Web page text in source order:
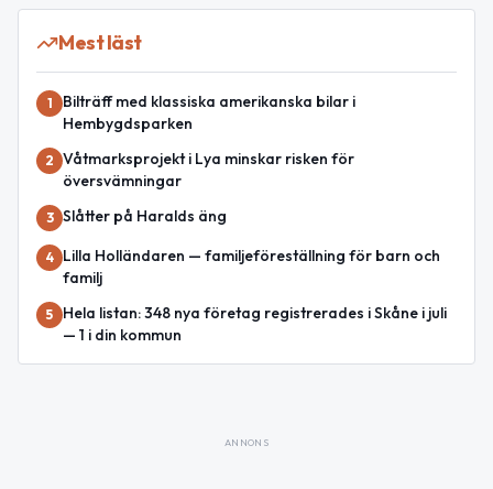
Mest läst
1
Bilträff med klassiska amerikanska bilar i
Hembygdsparken
2 Våtmarksprojekt i Lya minskar risken för
översvämningar
3 Slåtter på Haralds äng
4
Lilla Holländaren — familjeföreställning för barn och
familj
5
Hela listan: 348 nya företag registrerades i Skåne i juli
— 1 i din kommun
ANNONS